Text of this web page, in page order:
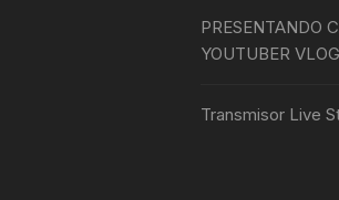
PRESENTANDO
YOUTUBER
Transmisor Live